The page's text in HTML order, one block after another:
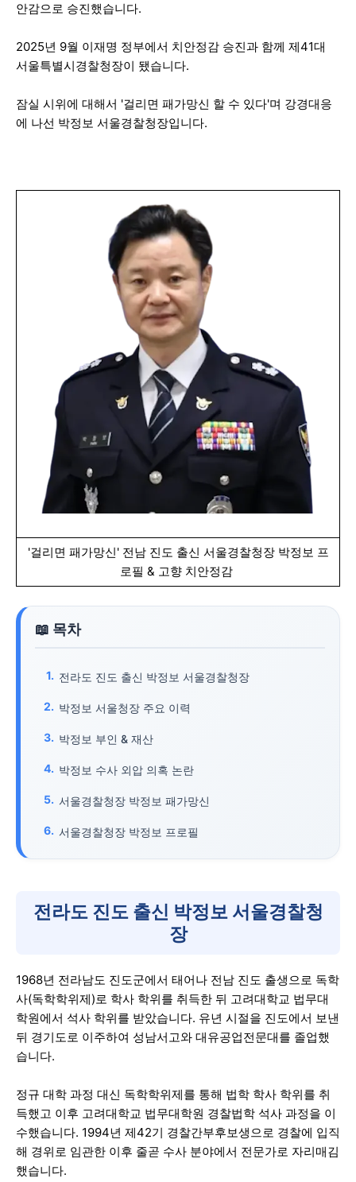
안감으로 승진했습니다.
2025년 9월 이재명 정부에서 치안정감 승진과 함께 제41대
서울특별시경찰청장이 됐습니다.
잠실 시위에 대해서 '걸리면 패가망신 할 수 있다'며 강경대응
에 나선 박정보 서울경찰청장입니다.
'걸리면 패가망신' 전남 진도 출신 서울경찰청장 박정보 프
로필 & 고향 치안정감
전라도 진도 출신 박정보 서울경찰청장
박정보 서울청장 주요 이력
박정보 부인 & 재산
박정보 수사 외압 의혹 논란
서울경찰청장 박정보 패가망신
서울경찰청장 박정보 프로필
전라도 진도 출신 박정보 서울경찰청
장
1968년 전라남도 진도군에서 태어나 전남 진도 출생으로 독학
사(독학학위제)로 학사 학위를 취득한 뒤 고려대학교 법무대
학원에서 석사 학위를 받았습니다. 유년 시절을 진도에서 보낸
뒤 경기도로 이주하여 성남서고와 대유공업전문대를 졸업했
습니다.
정규 대학 과정 대신 독학학위제를 통해 법학 학사 학위를 취
득했고 이후 고려대학교 법무대학원 경찰법학 석사 과정을 이
수했습니다. 1994년 제42기 경찰간부후보생으로 경찰에 입직
해 경위로 임관한 이후 줄곧 수사 분야에서 전문가로 자리매김
했습니다.